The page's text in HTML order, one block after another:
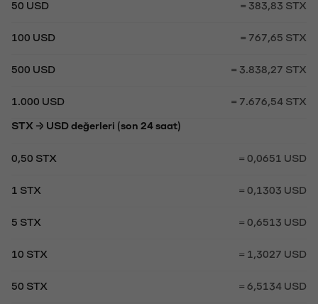
50 USD = 383,83 STX
100 USD = 767,65 STX
500 USD = 3.838,27 STX
1.000 USD = 7.676,54 STX
STX → USD değerleri (son 24 saat)
0,50 STX = 0,0651 USD
1 STX = 0,1303 USD
5 STX = 0,6513 USD
10 STX = 1,3027 USD
50 STX = 6,5134 USD